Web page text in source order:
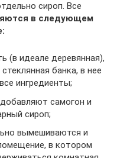
сироп. Все
в следующем
(в идеале деревянная),
банка, в нее
ингредиенты;
самогон и
сироп;
вымешиваются и
в котором